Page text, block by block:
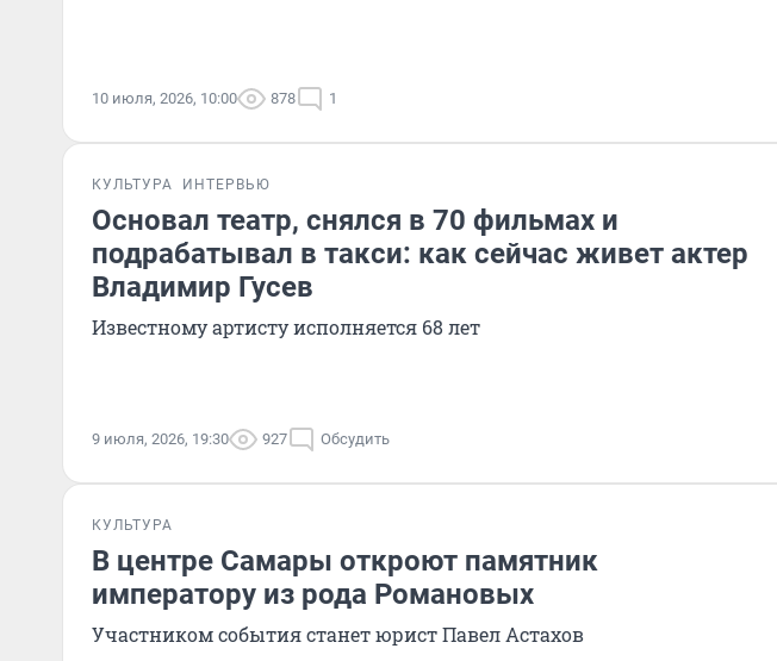
10 июля, 2026, 10:00 878 1
КУЛЬТУРА ИНТЕРВЬЮ
Основал театр, снялся в 70 фильмах и
подрабатывал в такси: как сейчас живет актер
Владимир Гусев
Известному артисту исполняется 68 лет
9 июля, 2026, 19:30 927 Обсудить
КУЛЬТУРА
В центре Самары откроют памятник
императору из рода Романовых
Участником события станет юрист Павел Астахов